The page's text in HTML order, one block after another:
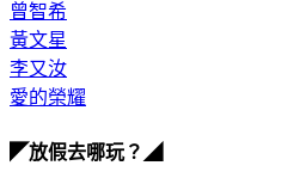
曾智希
黃文星
李又汝
愛的榮耀
◤放假去哪玩？◢